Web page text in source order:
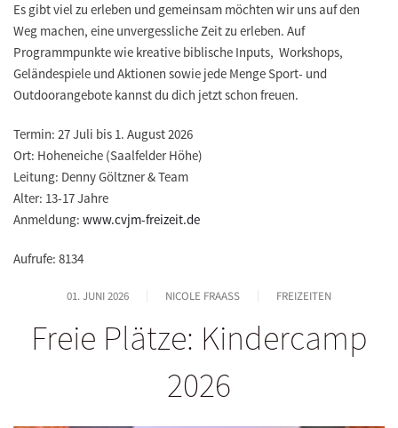
Es gibt viel zu erleben und gemeinsam möchten wir uns auf den
Weg machen, eine unvergessliche Zeit zu erleben. Auf
Programmpunkte wie kreative biblische Inputs, Workshops,
Geländespiele und Aktionen sowie jede Menge Sport- und
Outdoorangebote kannst du dich jetzt schon freuen.
Termin: 27 Juli bis 1. August 2026
Ort: Hoheneiche (Saalfelder Höhe)
Leitung: Denny Göltzner & Team
Alter: 13-17 Jahre
Anmeldung: www.cvjm-freizeit.de
Aufrufe: 8134
01. JUNI 2026 NICOLE FRAASS FREIZEITEN
Freie Plätze: Kindercamp
2026